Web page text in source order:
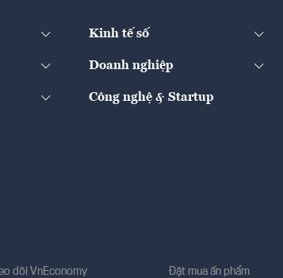
Kinh tế số
Doanh nghiệp
Công nghệ & Startup
dõi VnEconomy Đặt mua ấn phẩm